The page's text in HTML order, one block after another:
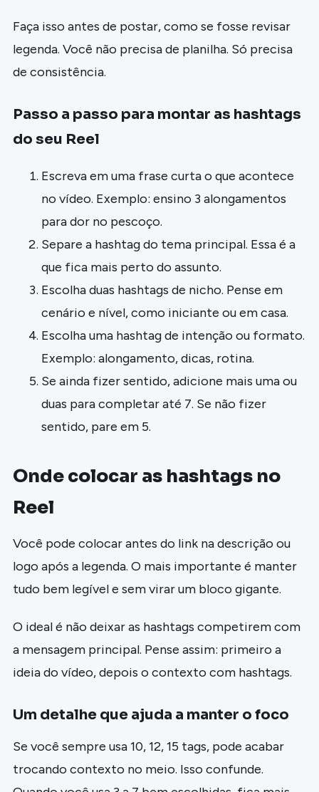
Faça isso antes de postar, como se fosse revisar
legenda. Você não precisa de planilha. Só precisa
de consistência.
Passo a passo para montar as hashtags
do seu Reel
Escreva em uma frase curta o que acontece
no vídeo. Exemplo: ensino 3 alongamentos
para dor no pescoço.
Separe a hashtag do tema principal. Essa é a
que fica mais perto do assunto.
Escolha duas hashtags de nicho. Pense em
cenário e nível, como iniciante ou em casa.
Escolha uma hashtag de intenção ou formato.
Exemplo: alongamento, dicas, rotina.
Se ainda fizer sentido, adicione mais uma ou
duas para completar até 7. Se não fizer
sentido, pare em 5.
Onde colocar as hashtags no
Reel
Você pode colocar antes do link na descrição ou
logo após a legenda. O mais importante é manter
tudo bem legível e sem virar um bloco gigante.
O ideal é não deixar as hashtags competirem com
a mensagem principal. Pense assim: primeiro a
ideia do vídeo, depois o contexto com hashtags.
Um detalhe que ajuda a manter o foco
Se você sempre usa 10, 12, 15 tags, pode acabar
trocando contexto no meio. Isso confunde.